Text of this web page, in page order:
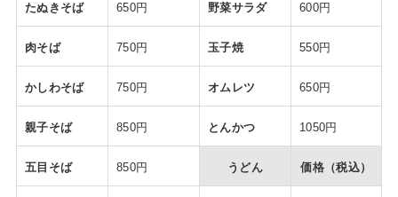
たぬきそば 650円 野菜サラダ 600円
肉そば 750円 玉子焼 550円
かしわそば 750円 オムレツ 650円
親子そば 850円 とんかつ 1050円
五目そば 850円 うどん 価格（税込）